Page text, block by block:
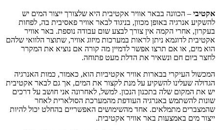
אקטיבי– הכוונה בבאר אוויר אקטיבית היא שלצורך ייצור המים יש
להשקיע אנרגיה באופן מכוון, בניגוד לבאר אוויר פאסיבית בה, לפחות
בעקרון, אחרי הקמה אין צורך לבצע שום עבודה נוספת. באר אוויר
אקטיבית לדוגמא ניתן לראות במערכות מיזוג אוויר, שתוצר הלוואי שלהם
הוא מים, או אם תרצו אפשר לדמיין מה קורה אם נוציא את המקרר
לחצר ביום חם ונשאיר את הדלת מעט פתוחה.
המכשול העיקרי בבארות אוויר אקטיביות הוא, כאמור, כמות האנרגיה
הגדולה שעלינו להשקיע על מנת לקצור את המים, אך גם לבאר אקטיבית
יש את המקום שלה בתכנון הנכון. למשל, לאחרונה אני חושב על דרכים
שונות להשתמש באנרגיה העודפת מהמערכת הסולארית לאחר
שהמצברים מתמלאים. אחד מהשימושים האפשריים בהחלט יכול להיות
ייצור מים באמצעות באר אוויר אקטיבית.